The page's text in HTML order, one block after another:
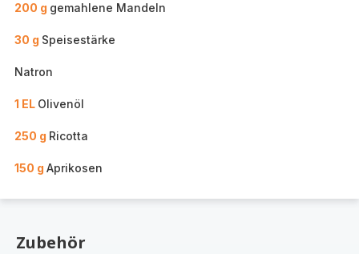
200 g gemahlene Mandeln
30 g Speisestärke
Natron
1 EL Olivenöl
250 g Ricotta
150 g Aprikosen
Zubehör